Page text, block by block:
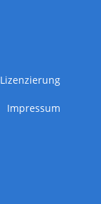
Lizenzierung
Impressum